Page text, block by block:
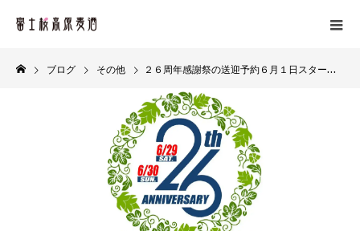
ブログ その他 ２６周年感謝祭の送迎予約６月１日スタート！